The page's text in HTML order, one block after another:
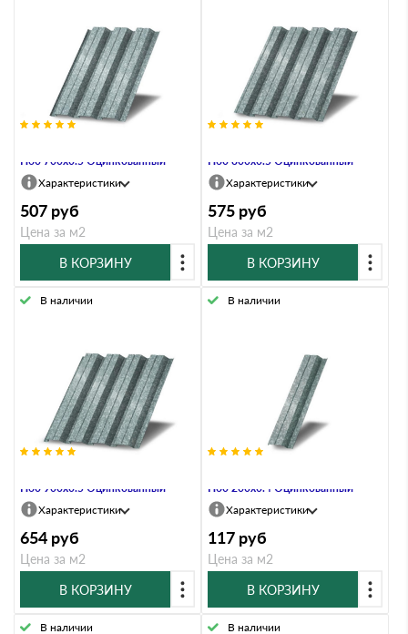
Н60 700х0.5 Оцинкованный
Характеристики
507 руб
Цена за м2
В КОРЗИНУ
Н60 800х0.5 Оцинкованный
Характеристики
575 руб
Цена за м2
В КОРЗИНУ
Н60 900х0.5 Оцинкованный
В наличии
Характеристики
654 руб
Цена за м2
В КОРЗИНУ
Н60 200х0.4 Оцинкованный
В наличии
Характеристики
117 руб
Цена за м2
В КОРЗИНУ
В наличии В наличии